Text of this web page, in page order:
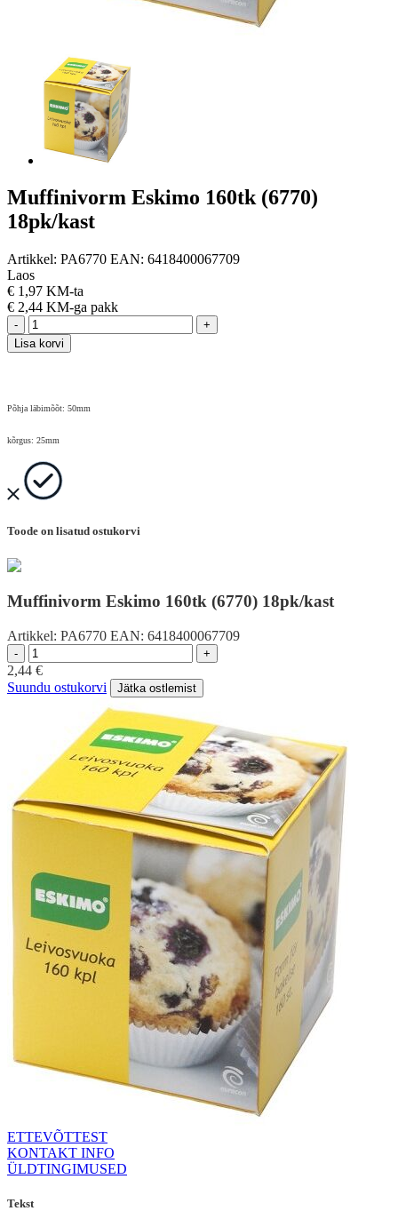
Muffinivorm Eskimo 160tk (6770)
18pk/kast
Artikkel: PA6770 EAN: 6418400067709
Laos
€ 1,97 KM-ta
€ 2,44 KM-ga pakk
-
+
Lisa korvi
Põhja läbimõõt: 50mm
kõrgus: 25mm
Toode on lisatud ostukorvi
Muffinivorm Eskimo 160tk (6770) 18pk/kast
Artikkel: PA6770 EAN: 6418400067709
- +
2,44 €
Suundu ostukorvi
Jätka ostlemist
ETTEVÕTTEST
KONTAKT INFO
ÜLDTINGIMUSED
Tekst